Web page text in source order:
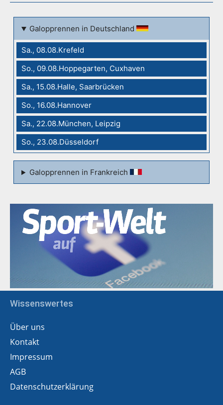
Galopprennen in Deutschland
Sa., 08.08.Krefeld
So., 09.08.Hoppegarten, Cuxhaven
Sa., 15.08.Halle, Saarbrücken
So., 16.08.Hannover
Sa., 22.08.München, Leipzig
So., 23.08.Düsseldorf
Galopprennen in Frankreich
Wissenswertes
Über uns
Kontakt
Impressum
AGB
Datenschutzerklärung